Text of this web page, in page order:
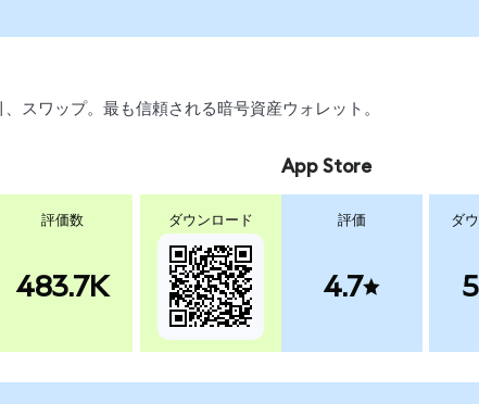
スワップ。最も信頼される暗号資産ウォレット。
評価数
483.7K
ダウンロード
App Store
評価
4.7
ダ